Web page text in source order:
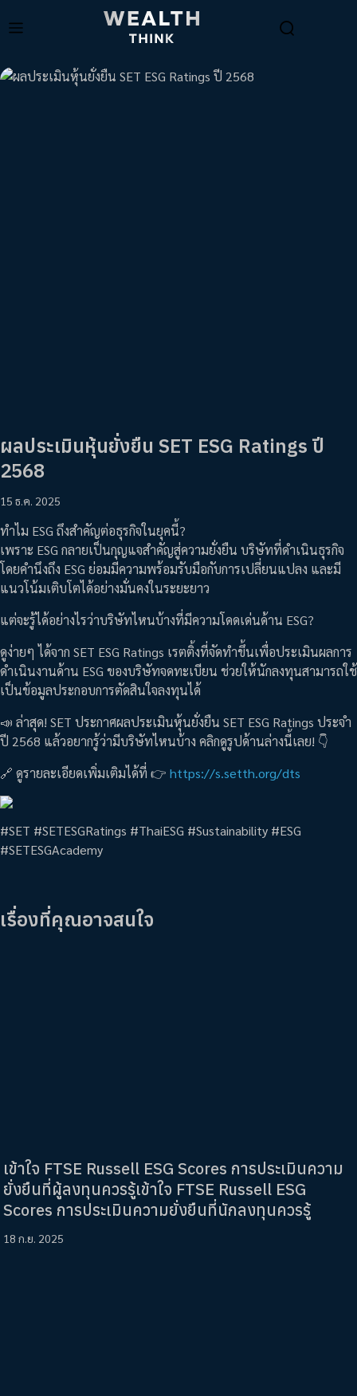
ผลประเมินหุ้นยั่งยืน SET ESG Ratings ปี
2568
15 ธ.ค. 2025
ทำไม ESG ถึงสำคัญต่อธุรกิจในยุคนี้?
เพราะ ESG กลายเป็นกุญแจสำคัญสู่ความยั่งยืน บริษัทที่ดำเนินธุรกิจ
โดยคำนึงถึง ESG ย่อมมีความพร้อมรับมือกับการเปลี่ยนแปลง และมี
แนวโน้มเติบโตได้อย่างมั่นคงในระยะยาว
แต่จะรู้ได้อย่างไรว่าบริษัทไหนบ้างที่มีความโดดเด่นด้าน ESG?
ดูง่ายๆ ได้จาก SET ESG Ratings เรตติ้งที่จัดทำขึ้นเพื่อประเมินผลการ
ดำเนินงานด้าน ESG ของบริษัทจดทะเบียน ช่วยให้นักลงทุนสามารถใช้
เป็นข้อมูลประกอบการตัดสินใจลงทุนได้
📣 ล่าสุด! SET ประกาศผลประเมินหุ้นยั่งยืน SET ESG Ratings ประจำ
ปี 2568 แล้วอยากรู้ว่ามีบริษัทไหนบ้าง คลิกดูรูปด้านล่างนี้เลย! 👇
🔗 ดูรายละเอียดเพิ่มเติมได้ที่ 👉 https://s.setth.org/dts
#SET #SETESGRatings #ThaiESG #Sustainability #ESG
#SETESGAcademy
เรื่องที่คุณอาจสนใจ
เข้าใจ FTSE Russell ESG Scores การประเมินความ
ยั่งยืนที่ผู้ลงทุนควรรู้เข้าใจ FTSE Russell ESG
Scores การประเมินความยั่งยืนที่นักลงทุนควรรู้
18 ก.ย. 2025